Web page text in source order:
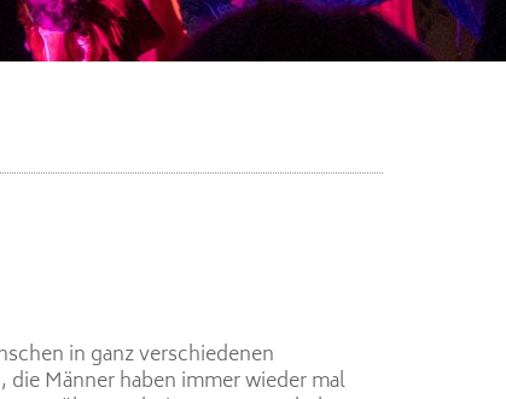
in ganz verschiedenen
Männer haben immer wieder mal